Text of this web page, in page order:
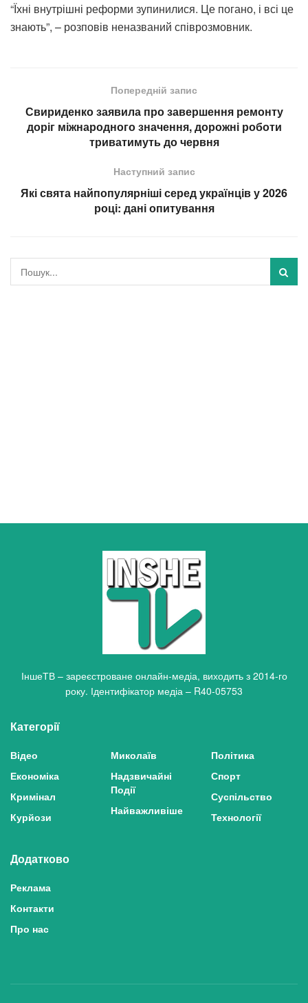
“Їхні внутрішні реформи зупинилися. Це погано, і всі це
знають”, – розповів неназваний співрозмовник.
Попередній запис
Свириденко заявила про завершення ремонту
доріг міжнародного значення, дорожні роботи
триватимуть до червня
Наступний запис
Які свята найпопулярніші серед українців у 2026
році: дані опитування
ІншеТВ – зареєстроване онлайн-медіа, виходить з 2014-го
року. Ідентифікатор медіа – R40-05753
Категорії
Відео
Економіка
Кримінал
Курйози
Миколаїв
Надзвичайні
Події
Найважливіше
Політика
Спорт
Суспільство
Технології
Додатково
Реклама
Контакти
Про нас